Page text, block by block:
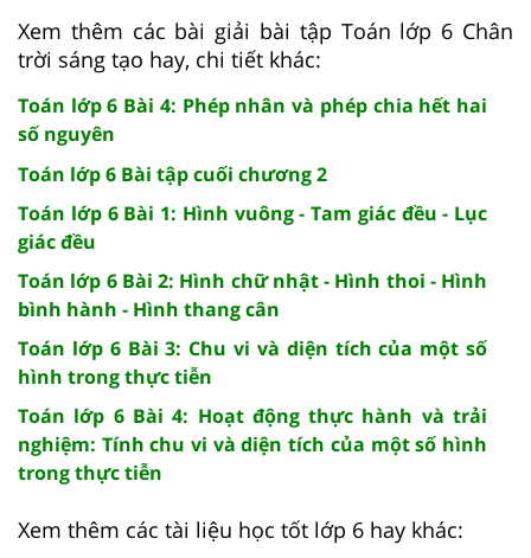
Xem thêm các bài giải bài tập Toán lớp 6 Chân
trời sáng tạo hay, chi tiết khác:
Toán lớp 6 Bài 4: Phép nhân và phép chia hết hai
số nguyên
Toán lớp 6 Bài tập cuối chương 2
Toán lớp 6 Bài 1: Hình vuông - Tam giác đều - Lục
giác đều
Toán lớp 6 Bài 2: Hình chữ nhật - Hình thoi - Hình
bình hành - Hình thang cân
Toán lớp 6 Bài 3: Chu vi và diện tích của một số
hình trong thực tiễn
Toán lớp 6 Bài 4: Hoạt động thực hành và trải
nghiệm: Tính chu vi và diện tích của một số hình
trong thực tiễn
Xem thêm các tài liệu học tốt lớp 6 hay khác: